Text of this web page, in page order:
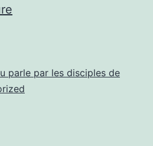
parle par les disciples de